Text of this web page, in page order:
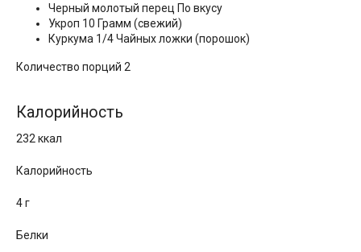
Черный молотый перец По вкусу
Укроп 10 Грамм (свежий)
Куркума 1/4 Чайных ложки (порошок)
Количество порций 2
Калорийность
232 ккал
Калорийность
4 г
Белки